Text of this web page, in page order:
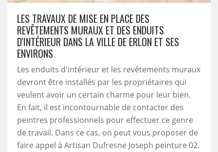
LES TRAVAUX DE MISE EN PLACE DES
REVÊTEMENTS MURAUX ET DES ENDUITS
D'INTÉRIEUR DANS LA VILLE DE ERLON ET SES
ENVIRONS
Les enduits d'intérieur et les revêtements muraux
devront être installés par les propriétaires qui
veulent avoir un certain charme pour leur bien.
En fait, il est incontournable de contacter des
peintres professionnels pour effectuer ce genre
de travail. Dans ce cas, on peut vous proposer de
faire appel à Artisan Dufresne Joseph peinture 02.